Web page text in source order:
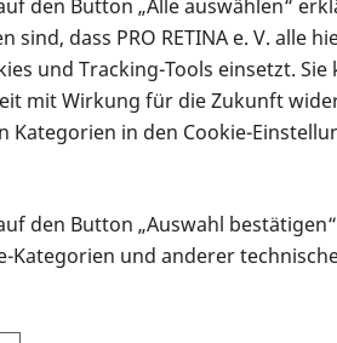
den Button „Alle auswählen“
sind, dass PRO RETINA e. V. alle
und Tracking-Tools einsetzt.
mit Wirkung für die Zukunft
Kategorien in den Cookie-
den Button „Auswahl
Kategorien und anderer